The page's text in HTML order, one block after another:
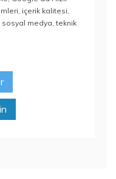
, içerik kalitesi,
sosyal medya,teknik